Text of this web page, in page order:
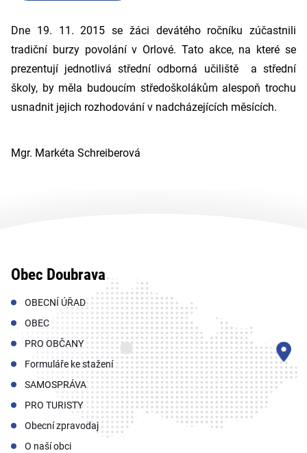
Dne 19. 11. 2015 se žáci devátého ročníku zúčastnili
tradiční burzy povolání v Orlové. Tato akce, na které se
prezentují jednotlivá střední odborná učiliště a střední
školy, by měla budoucím středoškolákům alespoň trochu
usnadnit jejich rozhodování v nadcházejících měsících.
Mgr. Markéta Schreiberová
Obec Doubrava
OBECNÍ ÚŘAD
OBEC
PRO OBČANY
Formuláře ke stažení
SAMOSPRÁVA
PRO TURISTY
Obecní zpravodaj
O naší obci